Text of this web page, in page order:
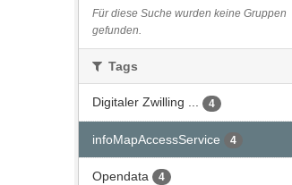
Für diese Suche wurden keine Gruppen
gefunden.
Tags
Digitaler Zwilling ... 4
infoMapAccessService 4
Opendata 4